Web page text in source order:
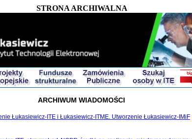
STRONA ARCHIWALNA
ARCHIWUM WIADOMOŚCI
Łukasiewicz-ITE i Łukasiewicz-ITME. Utworzenie Łukasiewicz-IMiF